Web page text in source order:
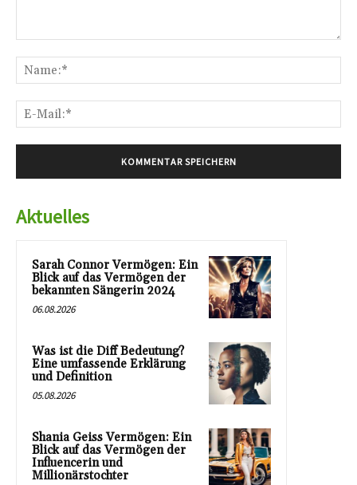
Aktuelles
Sarah Connor Vermögen: Ein
Blick auf das Vermögen der
bekannten Sängerin 2024
06.08.2026
Was ist die Diff Bedeutung?
Eine umfassende Erklärung
und Definition
05.08.2026
Shania Geiss Vermögen: Ein
Blick auf das Vermögen der
Influencerin und
Millionärstochter